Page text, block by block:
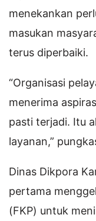
menekankan
masukan
terus diperbaiki.
“Organisasi
menerima
pasti terjadi. Itu
layanan,”
Dinas Dikpora
pertama
(FKP) untuk